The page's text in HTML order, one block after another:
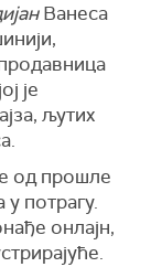
Ванеса
је
љутих
од прошле
потрагу.
онлајн,